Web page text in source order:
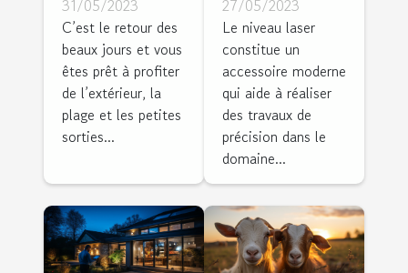
votre
logement
31/05/2023
C’est le retour des
beaux jours et vous
êtes prêt à profiter
de l’extérieur, la
plage et les petites
sorties...
l'adopter ?
27/05/2023
Le niveau laser
constitue un
accessoire moderne
qui aide à réaliser
des travaux de
précision dans le
domaine...